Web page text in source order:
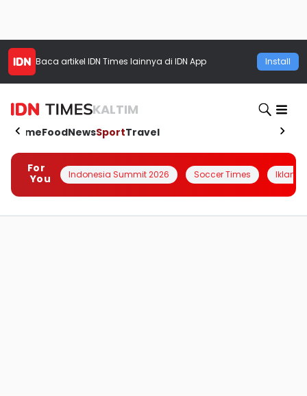
Baca artikel IDN Times lainnya di IDN App Install
KALTIM
HomeFoodNewsSportTravel
For
You
Indonesia Summit 2026 Soccer Times Iklanin